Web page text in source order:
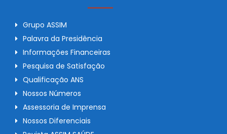
Grupo ASSIM
Palavra da Presidência
Informações Financeiras
Pesquisa de Satisfação
Qualificação ANS
Nossos Números
Assessoria de Imprensa
Nossos Diferenciais